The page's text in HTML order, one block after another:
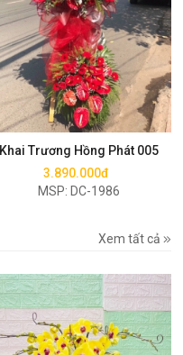
Khai Trương Hồng Phát 005
3.890.000đ
MSP: DC-1986
Mua ngay
Xem tất cả